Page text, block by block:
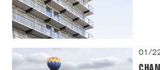
01/